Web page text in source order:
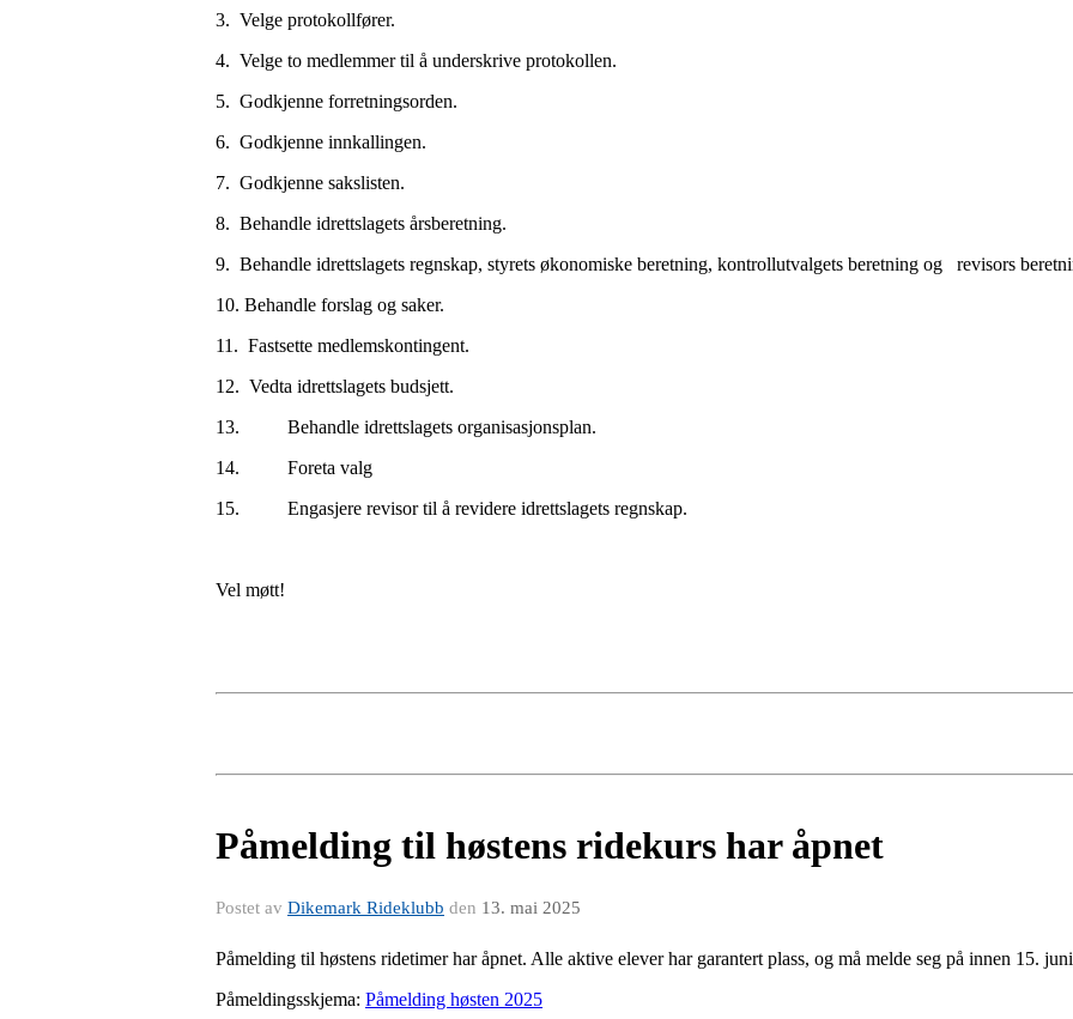
3. Velge protokollfører.
4. Velge to medlemmer til å underskrive protokollen.
5. Godkjenne forretningsorden.
6. Godkjenne innkallingen.
7. Godkjenne sakslisten.
8. Behandle idrettslagets årsberetning.
9. Behandle idrettslagets regnskap, styrets økonomiske beretning, kontrollutvalgets beretning og revisors
10. Behandle forslag og saker.
11. Fastsette medlemskontingent.
12. Vedta idrettslagets budsjett.
13. Behandle idrettslagets organisasjonsplan.
14. Foreta valg
15. Engasjere revisor til å revidere idrettslagets regnskap.
Vel møtt!
Påmelding til høstens ridekurs har åpnet
Postet av Dikemark Rideklubb den 13. mai 2025
Påmelding til høstens ridetimer har åpnet. Alle aktive elever har garantert plass, og må melde seg på innen 15.
Påmeldingsskjema: Påmelding høsten 2025